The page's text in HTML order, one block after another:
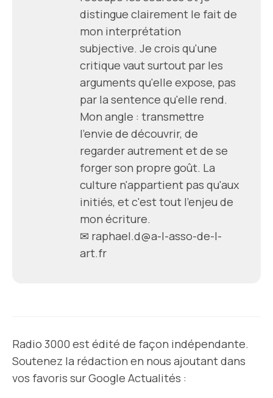
distingue clairement le fait de
mon interprétation
subjective. Je crois qu'une
critique vaut surtout par les
arguments qu'elle expose, pas
par la sentence qu'elle rend.
Mon angle : transmettre
l'envie de découvrir, de
regarder autrement et de se
forger son propre goût. La
culture n'appartient pas qu'aux
initiés, et c'est tout l'enjeu de
mon écriture.
✉ raphael.d@a-l-asso-de-l-
art.fr
Radio 3000 est édité de façon indépendante.
Soutenez la rédaction en nous ajoutant dans
vos favoris sur Google Actualités :